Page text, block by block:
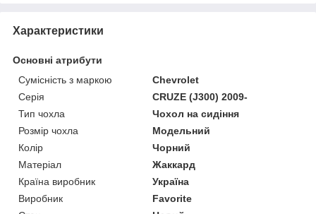
Характеристики
Основні атрибути
Сумісність з маркою
Chevrolet
Серія
CRUZE (J300) 2009-
Тип чохла
Чохол на сидіння
Розмір чохла
Модельний
Колір
Чорний
Матеріал
Жаккард
Країна виробник
Україна
Виробник
Favorite